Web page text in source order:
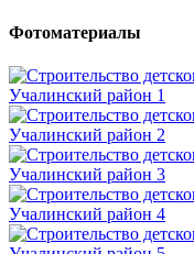
Фотоматериалы